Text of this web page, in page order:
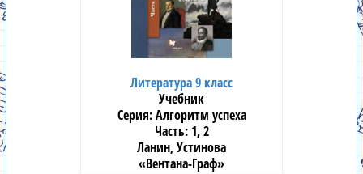
Литература 9 класс
Учебник
Алгоритм успеха
1, 2
Ланин, Устинова
«Вентана-Граф»